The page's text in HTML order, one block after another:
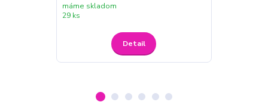
máme skladom
29 ks
Detail